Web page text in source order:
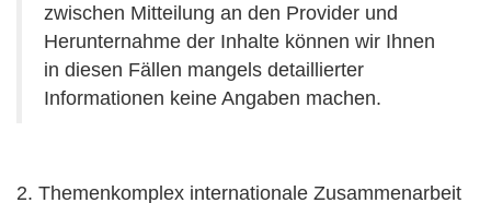
zwischen Mitteilung an den Provider und
Herunternahme der Inhalte können wir Ihnen
in diesen Fällen mangels detaillierter
Informationen keine Angaben machen.
2. Themenkomplex internationale Zusammenarbeit